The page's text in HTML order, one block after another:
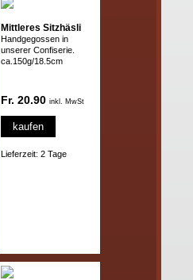
Mittleres Sitzhäsli
Handgegossen in
unserer Confiserie.
ca.150g/18.5cm
Fr. 20.90 inkl. MwSt
kaufen
Lieferzeit: 2 Tage